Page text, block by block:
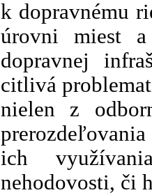
k dopravnému
úrovni miest
dopravnej
citlivá
nielen z
ich
nehodovosti, či